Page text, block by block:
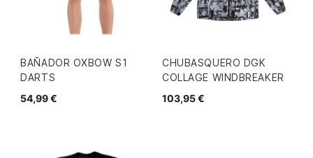
BAÑADOR OXBOW S1
DARTS
54,99 €
CHUBASQUERO DGK
COLLAGE WINDBREAKER
103,95 €